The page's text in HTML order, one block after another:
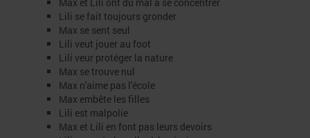
Lili se fait toujours gronder
Max se sent seul
Lili veut jouer au foot
Lili veur protéger la nature
Max se trouve nul
Max n'aime pas l'école
Max embête les filles
Lili est malpolie
Max et Lili en font pas leurs devoirs